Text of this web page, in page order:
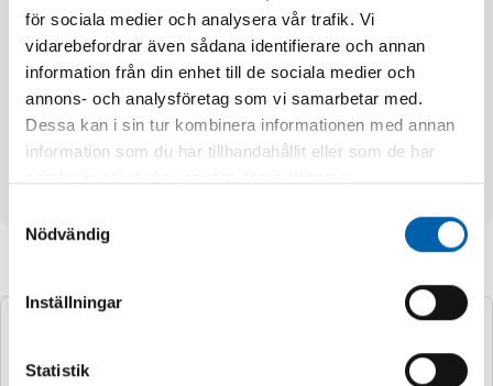
för sociala medier och analysera vår trafik. Vi
vidarebefordrar även sådana identifierare och annan
information från din enhet till de sociala medier och
annons- och analysföretag som vi samarbetar med.
Dessa kan i sin tur kombinera informationen med annan
information som du har tillhandahållit eller som de har
Nödvändig
Inställningar
Statistik
- bränsletankens storlek 2,6 l
- drifttid 3,5 h / tank
- dragstart
- överströmsskydd
- ljudnivå 61 dB
- mått L 420 x B 240 x H 380 mm
- vikt 12 kg